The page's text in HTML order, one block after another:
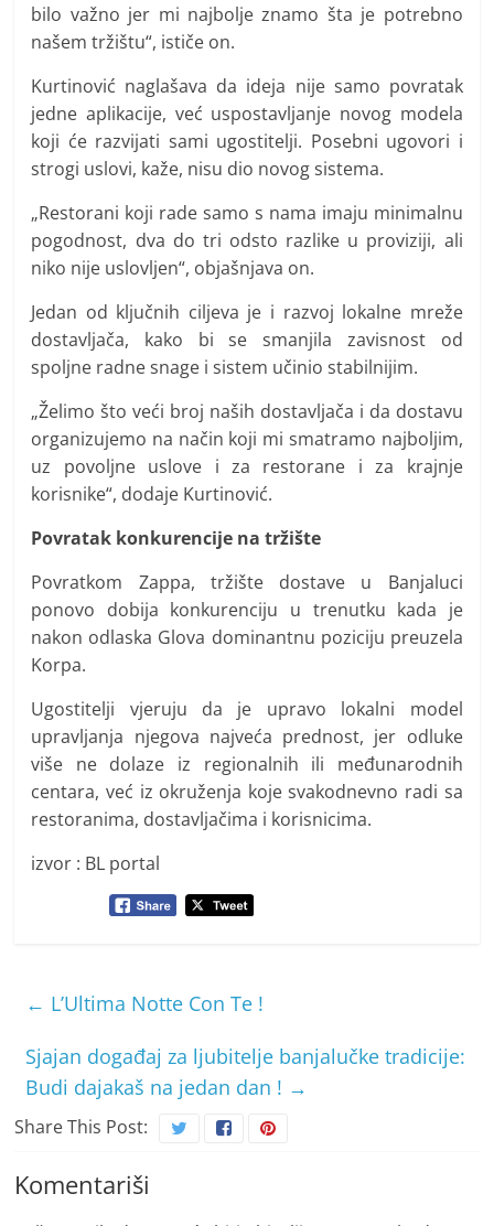
bilo važno jer mi najbolje znamo šta je potrebno
našem tržištu“, ističe on.
Kurtinović naglašava da ideja nije samo povratak
jedne aplikacije, već uspostavljanje novog modela
koji će razvijati sami ugostitelji. Posebni ugovori i
strogi uslovi, kaže, nisu dio novog sistema.
„Restorani koji rade samo s nama imaju minimalnu
pogodnost, dva do tri odsto razlike u proviziji, ali
niko nije uslovljen“, objašnjava on.
Jedan od ključnih ciljeva je i razvoj lokalne mreže
dostavljača, kako bi se smanjila zavisnost od
spoljne radne snage i sistem učinio stabilnijim.
„Želimo što veći broj naših dostavljača i da dostavu
organizujemo na način koji mi smatramo najboljim,
uz povoljne uslove i za restorane i za krajnje
korisnike“, dodaje Kurtinović.
Povratak konkurencije na tržište
Povratkom Zappa, tržište dostave u Banjaluci
ponovo dobija konkurenciju u trenutku kada je
nakon odlaska Glova dominantnu poziciju preuzela
Korpa.
Ugostitelji vjeruju da je upravo lokalni model
upravljanja njegova najveća prednost, jer odluke
više ne dolaze iz regionalnih ili međunarodnih
centara, već iz okruženja koje svakodnevno radi sa
restoranima, dostavljačima i korisnicima.
izvor : BL portal
← L’Ultima Notte Con Te !
Sjajan događaj za ljubitelje banjalučke tradicije:
Budi dajakaš na jedan dan ! →
Share This Post:
Komentariši